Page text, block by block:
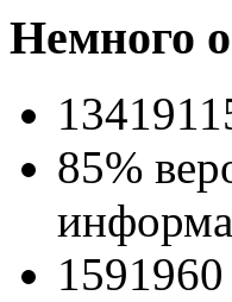
Немного
85%
1591960